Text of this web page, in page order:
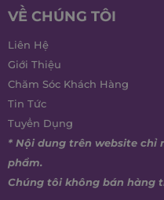
VỀ CHÚNG TÔI
Liên Hệ
Giới Thiệu
Chăm Sóc Khách Hàng
Tin Tức
Tuyển Dụng
* Nội dung trên website chỉ
phẩm.
Chúng tôi không bán hàng